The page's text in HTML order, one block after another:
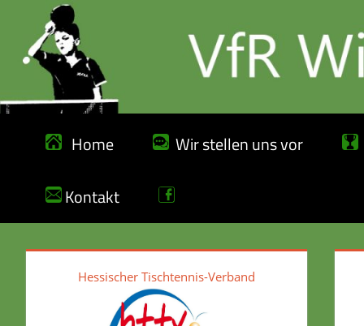
springen
Home Wir stellen uns vor
Kontakt
Hessischer Tischtennis-Verband